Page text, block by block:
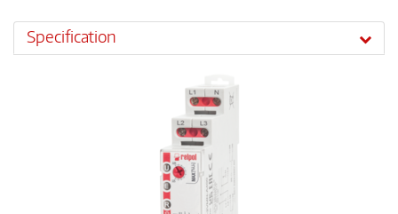
Specification